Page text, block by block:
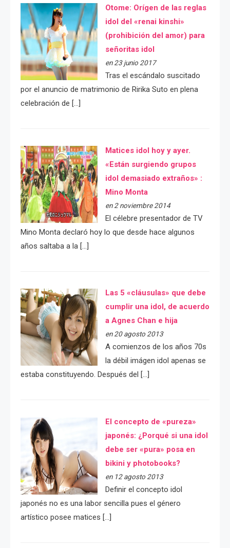
Otome: Orígen de las reglas
idol del «renai kinshi»
(prohibición del amor) para
señoritas idol
en 23 junio 2017
Tras el escándalo suscitado
por el anuncio de matrimonio de Ririka Suto en plena
celebración de […]
Matices idol hoy y ayer.
«Están surgiendo grupos
idol demasiado extraños» :
Mino Monta
en 2 noviembre 2014
El célebre presentador de TV
Mino Monta declaró hoy lo que desde hace algunos
años saltaba a la […]
Las 5 «cláusulas» que debe
cumplir una idol, de acuerdo
a Agnes Chan e hija
en 20 agosto 2013
A comienzos de los años 70s
la débil imágen idol apenas se
estaba constituyendo. Después del […]
El concepto de «pureza»
japonés: ¿Porqué si una idol
debe ser «pura» posa en
bikini y photobooks?
en 12 agosto 2013
Definir el concepto idol
japonés no es una labor sencilla pues el género
artístico posee matices […]